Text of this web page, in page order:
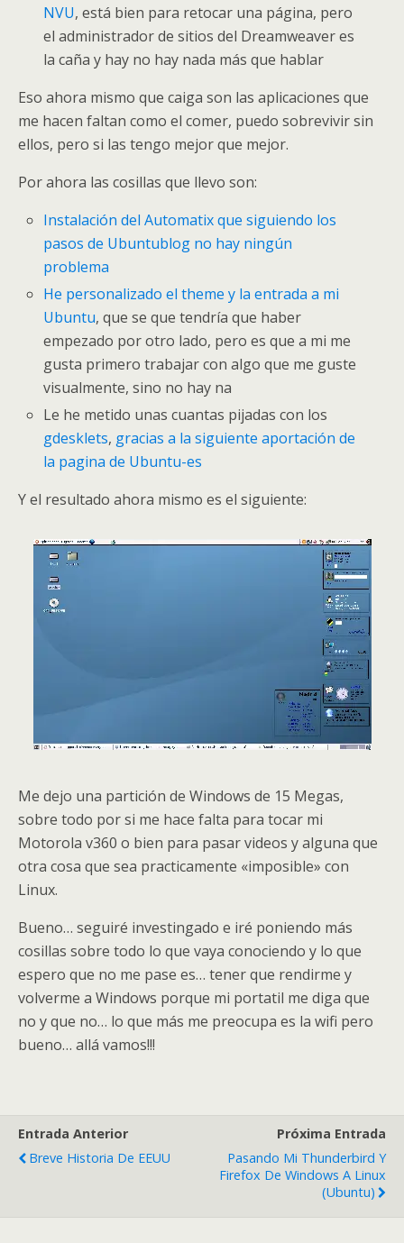
NVU, está bien para retocar una página, pero
el administrador de sitios del Dreamweaver es
la caña y hay no hay nada más que hablar
Eso ahora mismo que caiga son las aplicaciones que
me hacen faltan como el comer, puedo sobrevivir sin
ellos, pero si las tengo mejor que mejor.
Por ahora las cosillas que llevo son:
Instalación del Automatix que siguiendo los
pasos de Ubuntublog no hay ningún
problema
He personalizado el theme y la entrada a mi
Ubuntu, que se que tendría que haber
empezado por otro lado, pero es que a mi me
gusta primero trabajar con algo que me guste
visualmente, sino no hay na
Le he metido unas cuantas pijadas con los
gdesklets, gracias a la siguiente aportación de
la pagina de Ubuntu-es
Y el resultado ahora mismo es el siguiente:
Me dejo una partición de Windows de 15 Megas,
sobre todo por si me hace falta para tocar mi
Motorola v360 o bien para pasar videos y alguna que
otra cosa que sea practicamente «imposible» con
Linux.
Bueno… seguiré investingado e iré poniendo más
cosillas sobre todo lo que vaya conociendo y lo que
espero que no me pase es… tener que rendirme y
volverme a Windows porque mi portatil me diga que
no y que no… lo que más me preocupa es la wifi pero
bueno… allá vamos!!!
Entrada Anterior
Breve Historia De EEUU
Próxima Entrada
Pasando Mi Thunderbird Y
Firefox De Windows A Linux
(Ubuntu)